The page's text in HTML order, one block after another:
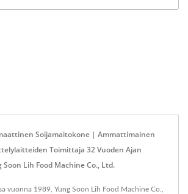
Soijamaitokone | Ammattimainen
Toimittaja 32 Vuoden Ajan
Lih Food Machine Co., Ltd.
vuonna 1989, Yung Soon Lih Food Machine Co.,